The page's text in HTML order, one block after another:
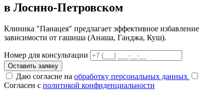
в Лосино-Петровском
Клиника "Панацея" предлагает эффективное избавление
зависимости от гашиша (Анаша, Ганджа, Куш).
Номер для консультации
Оставить заявку
Даю согласие на обработку персональных данных
Согласен с политикой конфиденциальности